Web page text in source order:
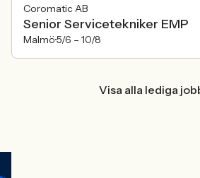
Coromatic AB
Senior Servicetekniker EMP
Malmö5/6 – 10/8
Visa alla lediga